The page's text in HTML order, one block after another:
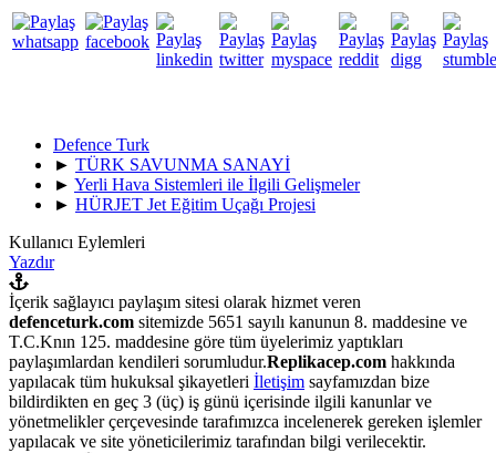
Defence Turk
► TÜRK SAVUNMA SANAYİ
► Yerli Hava Sistemleri ile İlgili Gelişmeler
► HÜRJET Jet Eğitim Uçağı Projesi
Kullanıcı Eylemleri
Yazdır
İçerik sağlayıcı paylaşım sitesi olarak hizmet veren
defenceturk.com sitemizde 5651 sayılı kanunun 8. maddesine ve
T.C.Knın 125. maddesine göre tüm üyelerimiz yaptıkları
paylaşımlardan kendileri sorumludur.Replikacep.com hakkında
yapılacak tüm hukuksal şikayetleri İletişim sayfamızdan bize
bildirdikten en geç 3 (üç) iş günü içerisinde ilgili kanunlar ve
yönetmelikler çerçevesinde tarafımızca incelenerek gereken işlemler
yapılacak ve site yöneticilerimiz tarafından bilgi verilecektir.